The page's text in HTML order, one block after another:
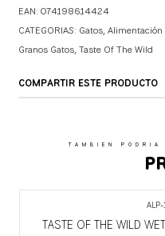
EAN: 074198614424
CATEGORIAS: Gatos,Alimentación
Granos Gatos,Taste Of The Wild
COMPARTIR ESTE PRODUCTO
TAMBIEN PODRIA
Agotado
TASTE OF THE WILD